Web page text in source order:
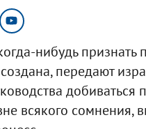
нибудь признать
передают
добиваться
всякого